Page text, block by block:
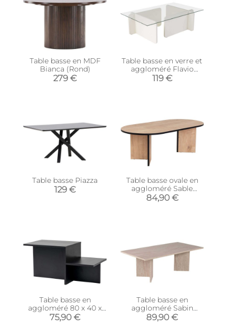
Table basse en MDF
Bianca (Rond)
279 €
Table basse en verre et
aggloméré Flavio
(Blanc)
119 €
Table basse Piazza
129 €
Table basse ovale en
aggloméré Sable
(Chêne, Noir)
84,90 €
Table basse en
aggloméré 80 x 40 x
40 cm Harmony (Noir)
75,90 €
Table basse en
aggloméré Sabin
(Travertine)
89,90 €